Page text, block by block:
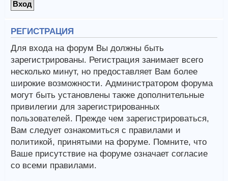
РЕГИСТРАЦИЯ
Для входа на форум Вы должны быть
зарегистрированы. Регистрация занимает всего
несколько минут, но предоставляет Вам более
широкие возможности. Администратором форума
могут быть установлены также дополнительные
привилегии для зарегистрированных
пользователей. Прежде чем зарегистрироваться,
Вам следует ознакомиться с правилами и
политикой, принятыми на форуме. Помните, что
Ваше присутствие на форуме означает согласие
со всеми правилами.